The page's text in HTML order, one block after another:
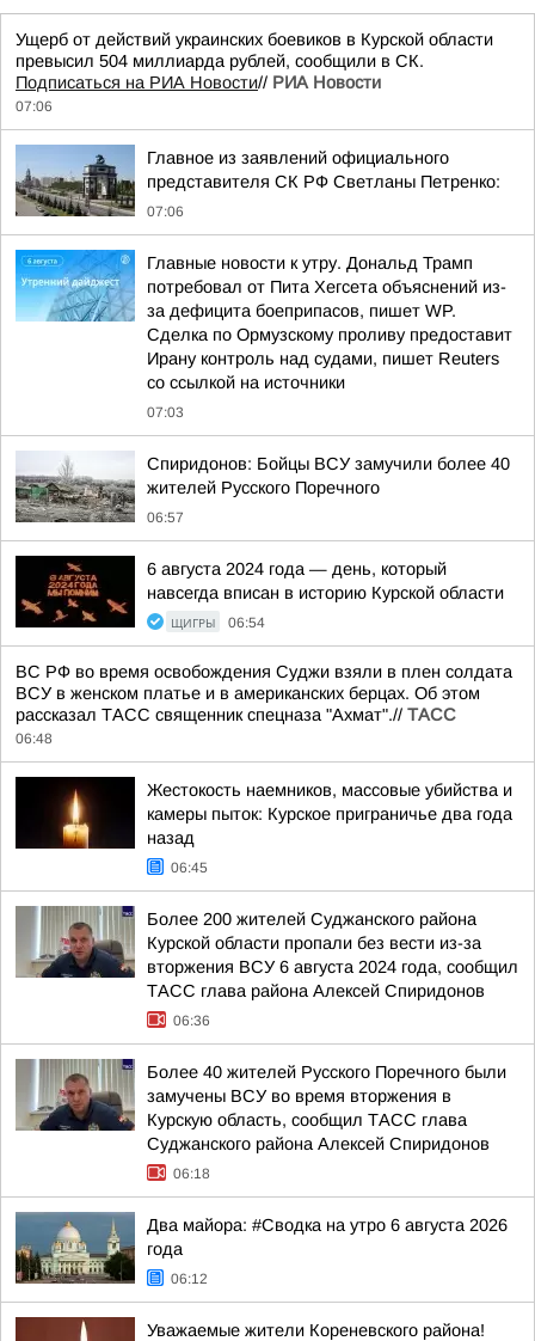
Ущерб от действий украинских боевиков в Курской области
превысил 504 миллиарда рублей, сообщили в СК.
Подписаться на РИА Новости// РИА Новости
07:06
Главное из заявлений официального
представителя СК РФ Светланы Петренко:
07:06
Главные новости к утру. Дональд Трамп
потребовал от Пита Хегсета объяснений из-
за дефицита боеприпасов, пишет WP.
Сделка по Ормузскому проливу предоставит
Ирану контроль над судами, пишет Reuters
со ссылкой на источники
07:03
Спиридонов: Бойцы ВСУ замучили более 40
жителей Русского Поречного
06:57
6 августа 2024 года — день, который
навсегда вписан в историю Курской области
ЩИГРЫ 06:54
ВС РФ во время освобождения Суджи взяли в плен солдата
ВСУ в женском платье и в американских берцах. Об этом
рассказал ТАСС священник спецназа "Ахмат".// ТАСС
06:48
Жестокость наемников, массовые убийства и
камеры пыток: Курское приграничье два года
назад
06:45
Более 200 жителей Суджанского района
Курской области пропали без вести из-за
вторжения ВСУ 6 августа 2024 года, сообщил
ТАСС глава района Алексей Спиридонов
06:36
Более 40 жителей Русского Поречного были
замучены ВСУ во время вторжения в
Курскую область, сообщил ТАСС глава
Суджанского района Алексей Спиридонов
06:18
Два майора: #Сводка на утро 6 августа 2026
года
06:12
Уважаемые жители Кореневского района!